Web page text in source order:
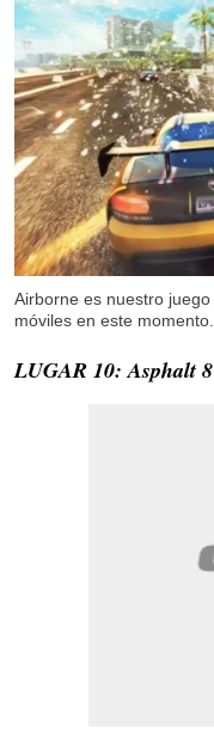
Airborne es nuestro
móviles en este momento.
LUGAR 10: Asphalt 8